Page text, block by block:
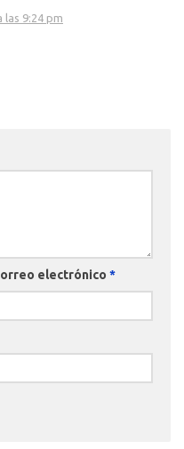
las 9:24 pm
electrónico *